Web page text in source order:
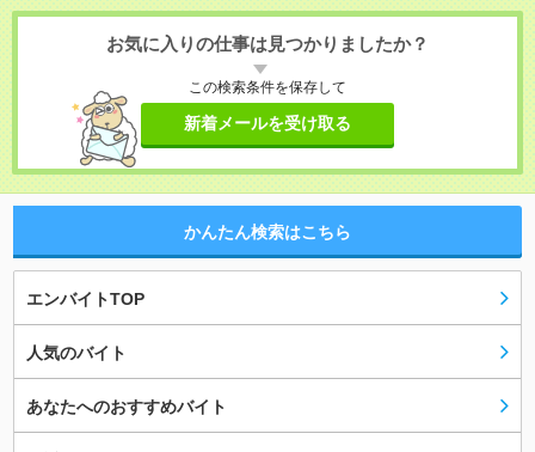
お気に入りの仕事は見つかりましたか？
この検索条件を保存して
新着メールを受け取る
かんたん検索はこちら
エンバイトTOP
人気のバイト
あなたへのおすすめバイト